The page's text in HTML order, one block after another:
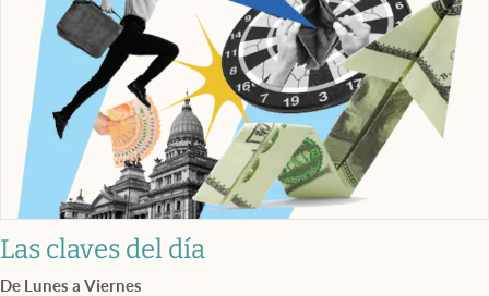
Las claves del día
De Lunes a Viernes